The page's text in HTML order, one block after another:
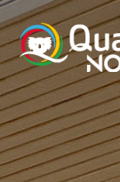
Quiénes somos
Nuestros
Nuestras áreas